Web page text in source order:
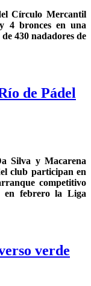
Círculo Mercantil
4 bronces en una
430 nadadores de
de Pádel
Silva y Macarena
club participan en
competitivo
en febrero la Liga
verde